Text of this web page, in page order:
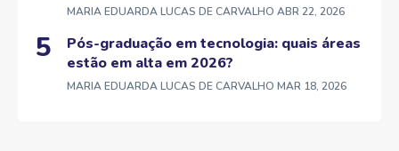
MARIA EDUARDA LUCAS DE CARVALHO ABR 22, 2026
Pós-graduação em tecnologia: quais áreas
estão em alta em 2026?
MARIA EDUARDA LUCAS DE CARVALHO MAR 18, 2026